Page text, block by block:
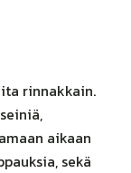
rinnakkain.
aikaan
sekä